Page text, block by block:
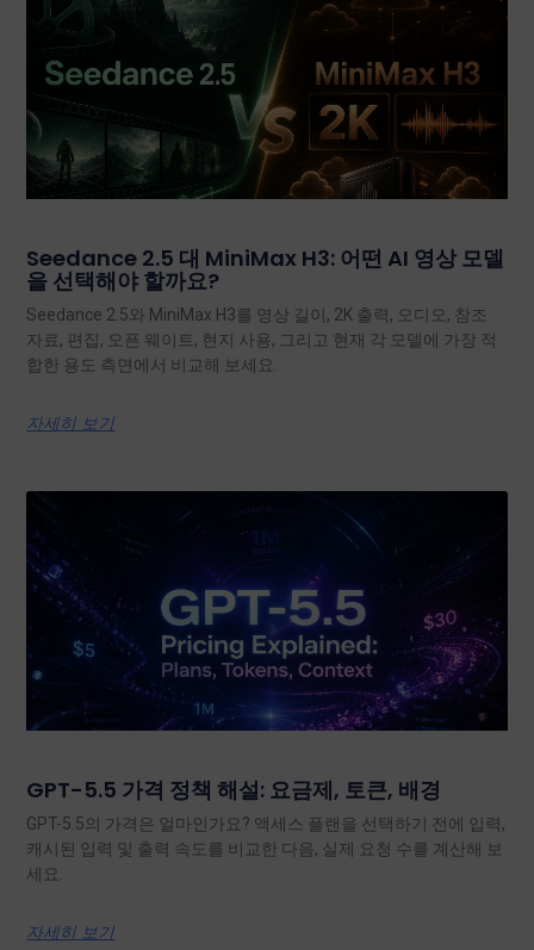
Seedance 2.5 대 MiniMax H3: 어떤 AI 영상 모델
을 선택해야 할까요?
Seedance 2.5와 MiniMax H3를 영상 길이, 2K 출력, 오디오, 참조
자료, 편집, 오픈 웨이트, 현지 사용, 그리고 현재 각 모델에 가장 적
합한 용도 측면에서 비교해 보세요.
자세히 보기
GPT-5.5 가격 정책 해설: 요금제, 토큰, 배경
GPT-5.5의 가격은 얼마인가요? 액세스 플랜을 선택하기 전에 입력,
캐시된 입력 및 출력 속도를 비교한 다음, 실제 요청 수를 계산해 보
세요.
자세히 보기